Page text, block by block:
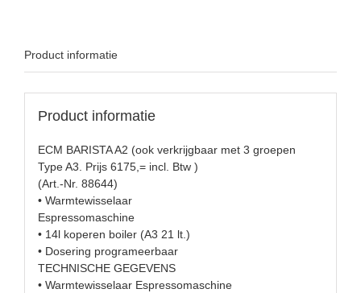
Product informatie
Product informatie
ECM BARISTA A2 (ook verkrijgbaar met 3 groepen
Type A3. Prijs 6175,= incl. Btw )
(Art.-Nr. 88644)
• Warmtewisselaar
Espressomaschine
• 14l koperen boiler (A3 21 lt.)
• Dosering programeerbaar
TECHNISCHE GEGEVENS
• Warmtewisselaar Espressomaschine